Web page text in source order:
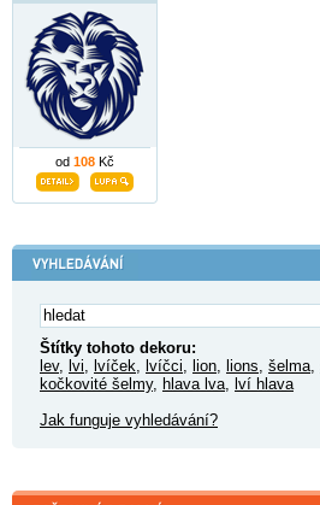
od 108 Kč
Štítky tohoto dekoru:
lev, lvi lvíček lvíčci lion lions šelma
kočkovité šelmy, hlava lva
lví hlava
Jak funguje vyhledávání?